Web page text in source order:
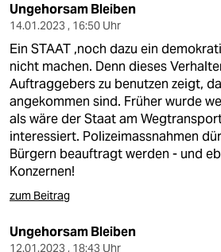
Ungehorsam Bleiben
14.01.2023 , 16:50 Uhr
Ein STAAT ,noch dazu ein
nicht machen. Denn dieses
Auftraggebers zu benutzen zeigt,
angekommen sind. Früher wurde
als wäre der Staat am
interessiert. Polizeimassnahmen
Bürgern beauftragt werden - und
Konzernen!
zum Beitrag
Ungehorsam Bleiben
12.01.2023 , 18:43 Uhr